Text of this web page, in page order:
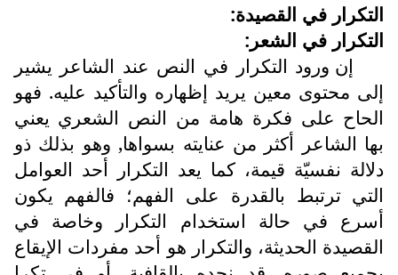
التكرار في القصيدة:
التكرار في الشعر:
إن ورود التكرار في النص عند الشاعر يشير
إلى محتوى معين يريد إظهاره والتأكيد عليه. فهو
الحاح على فكرة هامة من النص الشعري يعني
بها الشاعر أكثر من عنايته بسواها, وهو بذلك ذو
دلالة نفسيّة قيمة، كما يعد التكرار أحد العوامل
التي ترتبط بالقدرة على الفهم؛ فالفهم يكون
أسرع في حالة استخدام التكرار وخاصة في
القصيدة الحديثة، والتكرار هو أحد مفردات الإيقاع